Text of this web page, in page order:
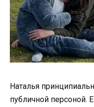
Наталья
публичной персоной.